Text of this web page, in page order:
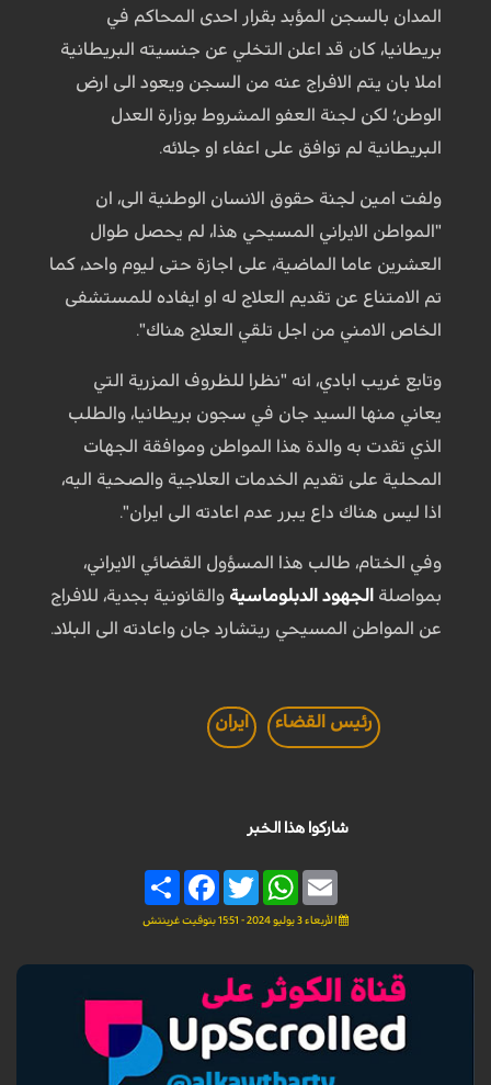
المدان بالسجن المؤبد بقرار احدى المحاكم في
بريطانيا، كان قد اعلن التخلي عن جنسيته البريطانية
املا بان يتم الافراج عنه من السجن ويعود الى ارض
الوطن؛ لكن لجنة العفو المشروط بوزارة العدل
البريطانية لم توافق على اعفاء او جلائه.
ولفت امين لجنة حقوق الانسان الوطنية الى، ان
"المواطن الايراني المسيحي هذا، لم يحصل طوال
العشرين عاما الماضية، على اجازة حتى ليوم واحد، كما
تم الامتناع عن تقديم العلاج له او ايفاده للمستشفى
الخاص الامني من اجل تلقي العلاج هناك".
وتابع غريب ابادي، انه "نظرا للظروف المزرية التي
يعاني منها السيد جان في سجون بريطانيا، والطلب
الذي تقدت به والدة هذا المواطن وموافقة الجهات
المحلية على تقديم الخدمات العلاجية والصحية اليه،
اذا ليس هناك داع يبرر عدم اعادته الى ايران".
وفي الختام، طالب هذا المسؤول القضائي الايراني،
بمواصلة الجهود الدبلوماسية والقانونية بجدية، للافراج
عن المواطن المسيحي ريتشارد جان واعادته الى البلاد.
رئيس القضاء ايران
شاركوا هذا الخبر
Share
FacebookTwitter
WhatsAppEmail
الأربعاء 3 يوليو 2024 - 15:51 بتوقيت غرينتش